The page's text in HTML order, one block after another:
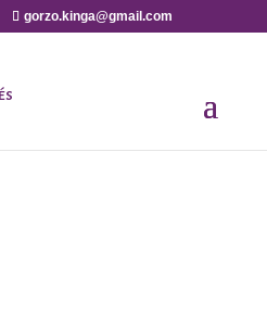
gorzo.kinga@gmail.com